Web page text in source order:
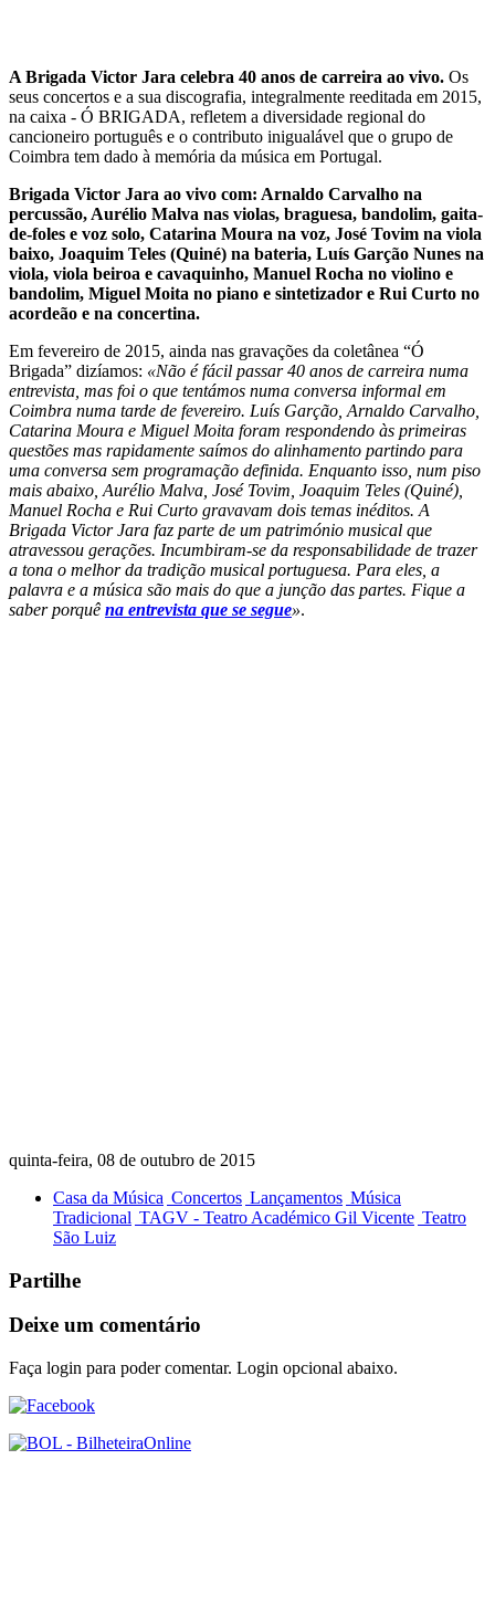
A Brigada Victor Jara celebra 40 anos de carreira ao vivo. Os
seus concertos e a sua discografia, integralmente reeditada em 2015,
na caixa - Ó BRIGADA, refletem a diversidade regional do
cancioneiro português e o contributo inigualável que o grupo de
Coimbra tem dado à memória da música em Portugal.
Brigada Victor Jara ao vivo com: Arnaldo Carvalho na
percussão, Aurélio Malva nas violas, braguesa, bandolim, gaita-
de-foles e voz solo, Catarina Moura na voz, José Tovim na viola
baixo, Joaquim Teles (Quiné) na bateria, Luís Garção Nunes na
viola, viola beiroa e cavaquinho, Manuel Rocha no violino e
bandolim, Miguel Moita no piano e sintetizador e Rui Curto no
acordeão e na concertina.
Em fevereiro de 2015, ainda nas gravações da coletânea “Ó
Brigada” dizíamos: «Não é fácil passar 40 anos de carreira numa
entrevista, mas foi o que tentámos numa conversa informal em
Coimbra numa tarde de fevereiro. Luís Garção, Arnaldo Carvalho,
Catarina Moura e Miguel Moita foram respondendo às primeiras
questões mas rapidamente saímos do alinhamento partindo para
uma conversa sem programação definida. Enquanto isso, num piso
mais abaixo, Aurélio Malva, José Tovim, Joaquim Teles (Quiné),
Manuel Rocha e Rui Curto gravavam dois temas inéditos. A
Brigada Victor Jara faz parte de um património musical que
atravessou gerações. Incumbiram-se da responsabilidade de trazer
a tona o melhor da tradição musical portuguesa. Para eles, a
palavra e a música são mais do que a junção das partes. Fique a
saber porquê na entrevista que se segue».
quinta-feira, 08 de outubro de 2015
Casa da Música Concertos Lançamentos Música
Tradicional TAGV - Teatro Académico Gil Vicente Teatro
São Luiz
Partilhe
Deixe um comentário
Faça login para poder comentar. Login opcional abaixo.